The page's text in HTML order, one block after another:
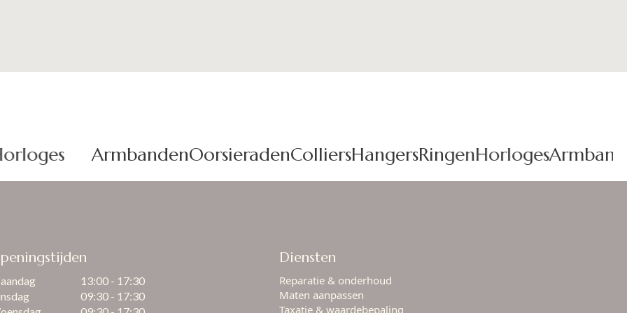
ArmbandenOorsieradenColliersHangersRingenHorloges
13:00 - 17:30
09:30 - 17:30
Diensten
Reparatie & onderhoud
Maten aanpassen
Taxatie & waardebepaling